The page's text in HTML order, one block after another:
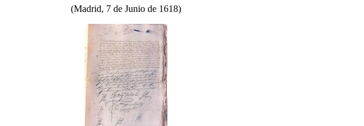
(Madrid, 7 de Junio de 1618)